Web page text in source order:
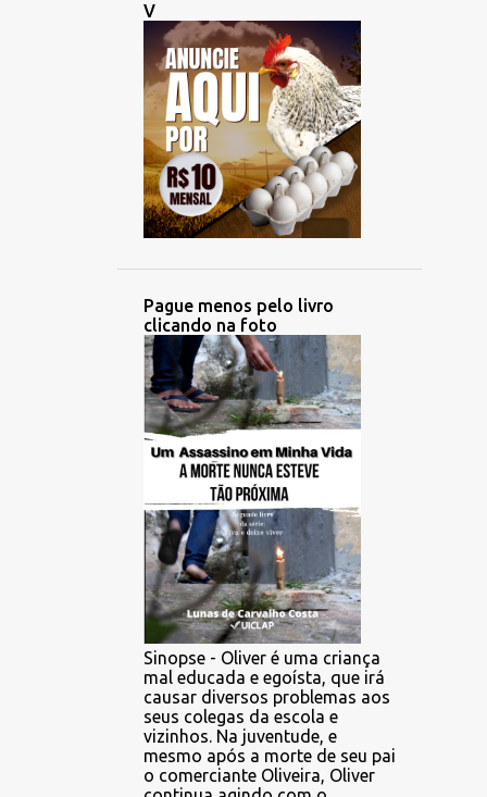
V
Pague menos pelo livro
clicando na foto
Sinopse - Oliver é uma criança
mal educada e egoísta, que irá
causar diversos problemas aos
seus colegas da escola e
vizinhos. Na juventude, e
mesmo após a morte de seu pai
o comerciante Oliveira, Oliver